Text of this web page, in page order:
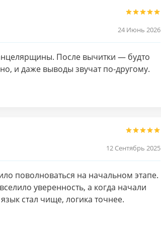
24 Июнь 2026
После вычитки — будто
и даже выводы звучат по-другому.
12 Сентябрь 2025
поволноваться на начальном этапе.
уверенность, а когда начали
стал чище, логика точнее.